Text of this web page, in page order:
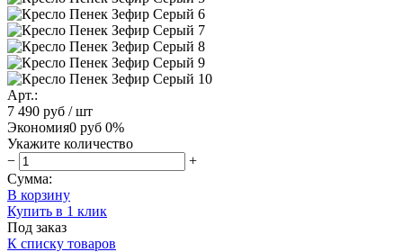
Арт.:
7 490 руб / шт
Экономия0 руб 0%
Укажите количество
−
+
Сумма:
В корзину
Купить в 1 клик
Под заказ
К списку товаров